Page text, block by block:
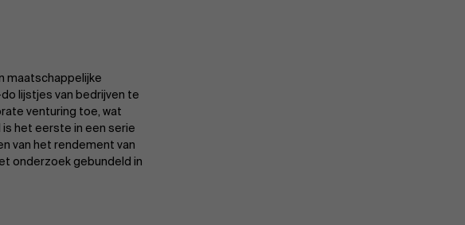
maatschappelijke
lijstjes van bedrijven te
venturing toe, wat
het eerste in een serie
van het rendement van
onderzoek gebundeld in